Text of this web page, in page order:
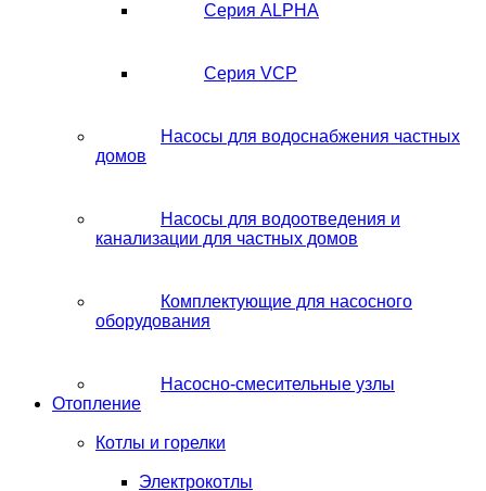
Серия ALPHA
Серия VCP
Насосы для водоснабжения частных
домов
Насосы для водоотведения и
канализации для частных домов
Комплектующие для насосного
оборудования
Насосно-смесительные узлы
Отопление
Котлы и горелки
Электрокотлы